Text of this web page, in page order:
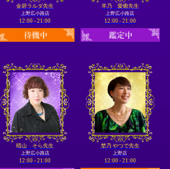
金碧ラルダ先生
上野広小路店
12:00 - 21:00
羊乃 愛癒先生
上野広小路店
12:00 - 21:00
晴山 そら先生
上野広小路店
12:00 - 21:00
埜乃 やつで先生
上野店
12:00 - 21:00